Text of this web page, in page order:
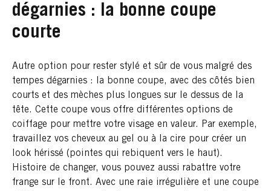
dégarnies : la bonne coupe
courte
Autre option pour rester stylé et sûr de vous malgré des
tempes dégarnies : la bonne coupe, avec des côtés bien
courts et des mèches plus longues sur le dessus de la
tête. Cette coupe vous offre différentes options de
coiffage pour mettre votre visage en valeur. Par exemple,
travaillez vos cheveux au gel ou à la cire pour créer un
look hérissé (pointes qui rebiquent vers le haut).
Histoire de changer, vous pouvez aussi rabattre votre
frange sur le front. Avec une raie irrégulière et une coupe